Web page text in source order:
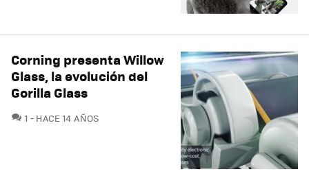
Corning presenta Willow
Glass, la evolución del
Gorilla Glass
1 COMENTARIOS
HACE 14 AÑOS